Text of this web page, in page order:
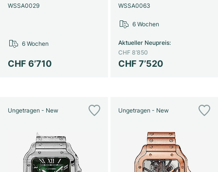
WSSA0029
CHF 6’710
6 Wochen
WSSA0063
CHF 7’520
Aktueller Neupreis:
CHF 8’850
6 Wochen
Ungetragen - New Ungetragen - New